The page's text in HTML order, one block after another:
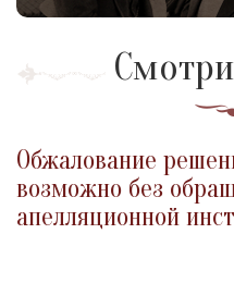
Обжалование
возможно без
апелляционной